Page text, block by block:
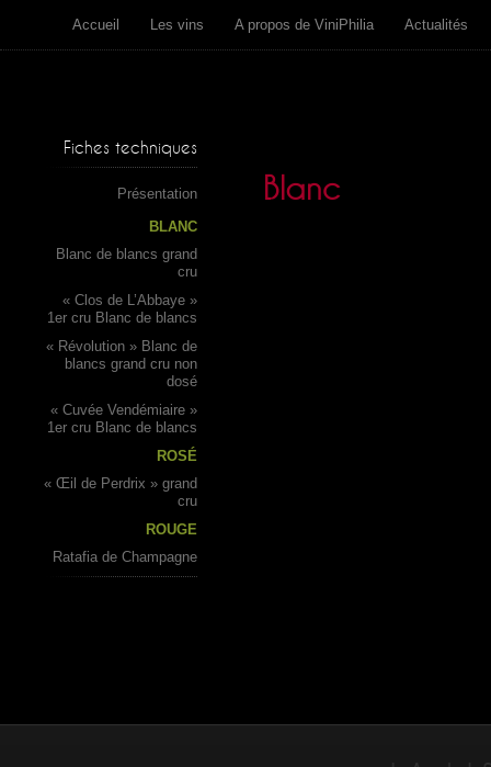
Accueil Les vins A propos de ViniPhilia Actualités
Fiches techniques
Présentation
BLANC
Blanc de blancs grand
cru
« Clos de L’Abbaye »
1er cru Blanc de blancs
« Révolution » Blanc de
blancs grand cru non
dosé
« Cuvée Vendémiaire »
1er cru Blanc de blancs
ROSÉ
« Œil de Perdrix » grand
cru
ROUGE
Ratafia de Champagne
Blanc